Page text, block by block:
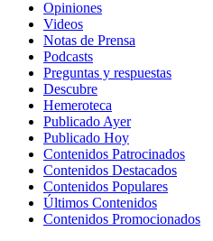
Opiniones
Videos
Notas de Prensa
Podcasts
Preguntas y respuestas
Descubre
Hemeroteca
Publicado Ayer
Publicado Hoy
Contenidos Patrocinados
Contenidos Destacados
Contenidos Populares
Últimos Contenidos
Contenidos Promocionados